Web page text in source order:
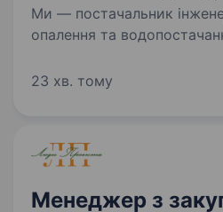
Ми — постачальник
опалення та
товарів у 10+ товарних
23 хв. тому
Менеджер з